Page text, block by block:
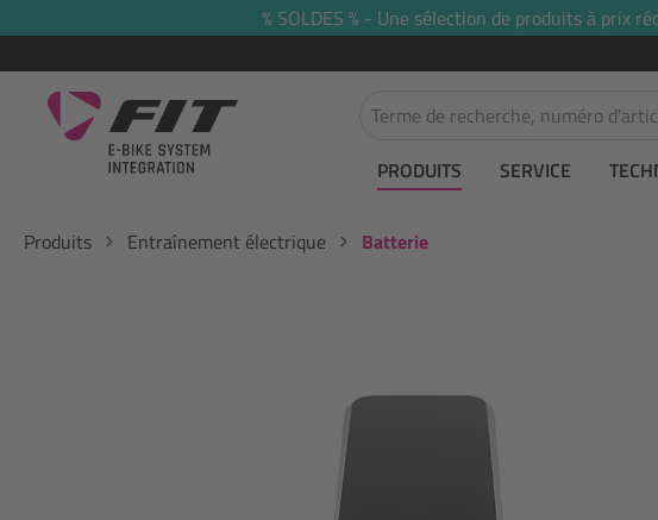
Passer à la navigation principale% SOLDES % - Une sélection de produits à prix
PRODUITS SERVICE
Produits Entraînement électrique Batterie